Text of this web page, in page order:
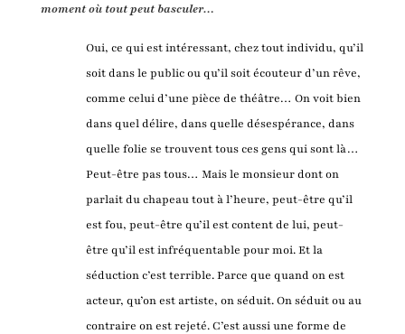
moment où tout peut basculer…
Oui, ce qui est intéressant, chez tout individu, qu’il
soit dans le public ou qu’il soit écouteur d’un rêve,
comme celui d’une pièce de théâtre… On voit bien
dans quel délire, dans quelle désespérance, dans
quelle folie se trouvent tous ces gens qui sont là…
Peut-être pas tous… Mais le monsieur dont on
parlait du chapeau tout à l’heure, peut-être qu’il
est fou, peut-être qu’il est content de lui, peut-
être qu’il est infréquentable pour moi. Et la
séduction c’est terrible. Parce que quand on est
acteur, qu’on est artiste, on séduit. On séduit ou au
contraire on est rejeté. C’est aussi une forme de